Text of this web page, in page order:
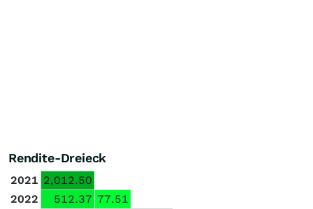
Rendite-Dreieck
2021 2,012.50
2022
512.37 77.51